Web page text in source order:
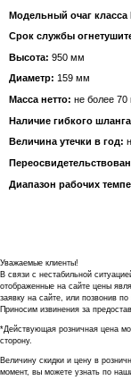
модельный очаг класса
Срок службы
Высота: 950 мм
диаметр: 159 мм
Масса нетто: не более 70
Наличие гибкого
Величина утечки в год:
Диапазон рабочих
Уважаемые клиенты!
В связи с нестабильной
отображенные на сайте цены
заявку на сайте, или позвонив
Приносим извинения за
*Действующая розничная цена
сторону.
Величину скидки и цену в
момент, вы можете узнать по